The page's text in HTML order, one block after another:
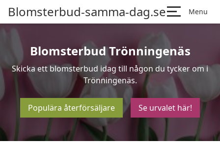
Blomsterbud-samma-dag.se Menu
Blomsterbud Trönningenäs
Skicka ett blomsterbud idag till någon du tycker om i
Trönningenäs.
Populära återförsäljare Se urvalet här!